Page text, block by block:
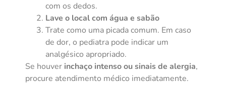
com os dedos.
Lave o local com água e sabão
Trate como uma picada comum. Em caso
de dor, o pediatra pode indicar um
analgésico apropriado.
Se houver inchaço intenso ou sinais de alergia,
procure atendimento médico imediatamente.